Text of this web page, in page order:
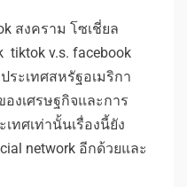
สงคราม โซเชี่ยล
tiktok v.s. facebook
ระเทศสหรัฐอเมริกา
องเศรษฐกิจและการ
ทศเท่านั้นเรื่องนี้ยัง
network อีกด้วยและ